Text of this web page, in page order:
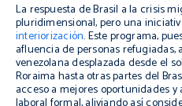
La respuesta de Brasil a la crisis
pluridimensional, pero una
interiorización. Este programa,
afluencia de personas refugiadas,
venezolana desplazada desde el
Roraima hasta otras partes del
acceso a mejores oportunidades